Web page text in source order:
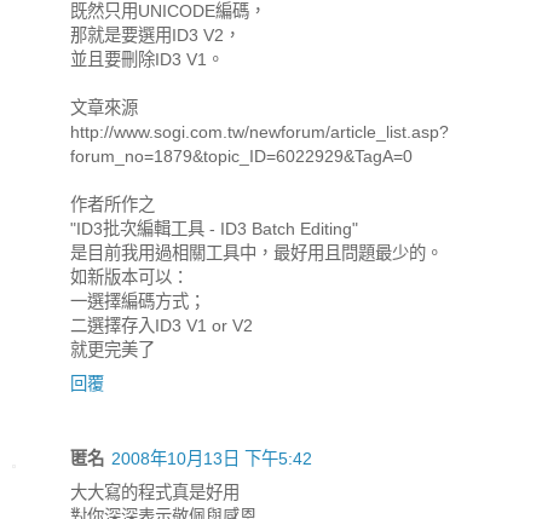
既然只用UNICODE編碼，
那就是要選用ID3 V2，
並且要刪除ID3 V1。
文章來源
http://www.sogi.com.tw/newforum/article_list.asp?
forum_no=1879&topic_ID=6022929&TagA=0
作者所作之
"ID3批次編輯工具 - ID3 Batch Editing"
是目前我用過相關工具中，最好用且問題最少的。
如新版本可以：
一選擇編碼方式；
二選擇存入ID3 V1 or V2
就更完美了
回覆
匿名 2008年10月13日 下午5:42
大大寫的程式真是好用